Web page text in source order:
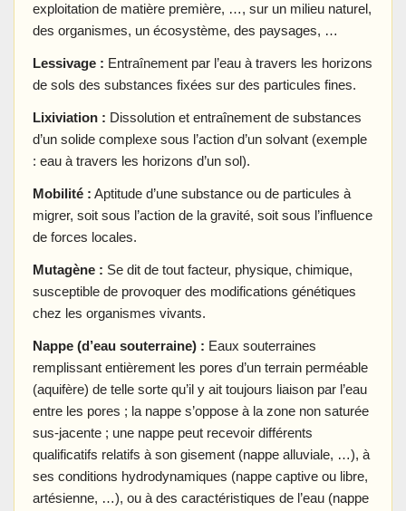
exploitation de matière première, …, sur un milieu naturel,
des organismes, un écosystème, des paysages, …
Lessivage : Entraînement par l’eau à travers les horizons
de sols des substances fixées sur des particules fines.
Lixiviation : Dissolution et entraînement de substances
d’un solide complexe sous l’action d’un solvant (exemple
: eau à travers les horizons d’un sol).
Mobilité : Aptitude d’une substance ou de particules à
migrer, soit sous l’action de la gravité, soit sous l’influence
de forces locales.
Mutagène : Se dit de tout facteur, physique, chimique,
susceptible de provoquer des modifications génétiques
chez les organismes vivants.
Nappe (d’eau souterraine) : Eaux souterraines
remplissant entièrement les pores d’un terrain perméable
(aquifère) de telle sorte qu’il y ait toujours liaison par l’eau
entre les pores ; la nappe s’oppose à la zone non saturée
sus-jacente ; une nappe peut recevoir différents
qualificatifs relatifs à son gisement (nappe alluviale, …), à
ses conditions hydrodynamiques (nappe captive ou libre,
artésienne, …), ou à des caractéristiques de l’eau (nappe